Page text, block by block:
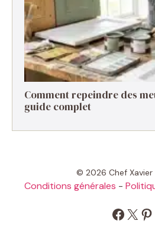
Comment repeindre des
guide complet
© 2026 Chef
Conditions générales -
X